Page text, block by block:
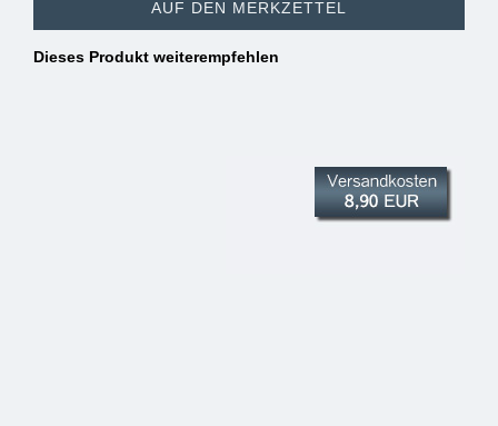
AUF DEN MERKZETTEL
Dieses Produkt weiterempfehlen